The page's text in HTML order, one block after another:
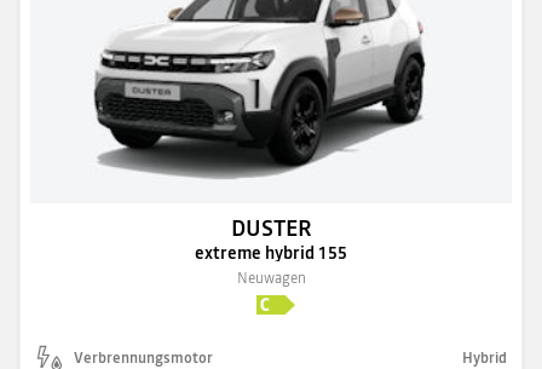
DUSTER
extreme hybrid 155
Neuwagen
Verbrennungsmotor Hybrid